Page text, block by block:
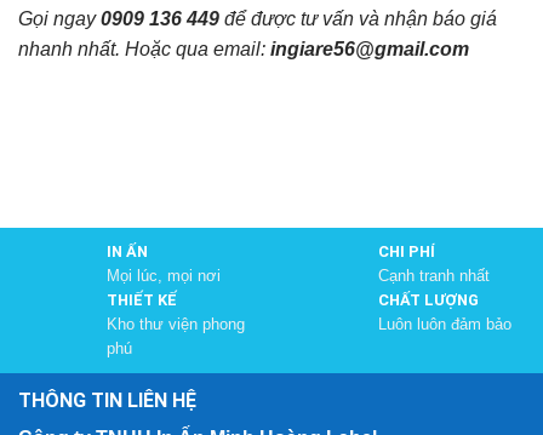
Gọi ngay0909 136 449 để được tư vấn và nhận báo giá
nhanh nhất. Hoặc qua email: ingiare56@gmail.com
IN ẤN
Mọi lúc, mọi nơi
CHI PHÍ
Cạnh tranh nhất
THIẾT KẾ
Kho thư viện phong
phú
CHẤT LƯỢNG
Luôn luôn đảm bảo
THÔNG TIN LIÊN HỆ